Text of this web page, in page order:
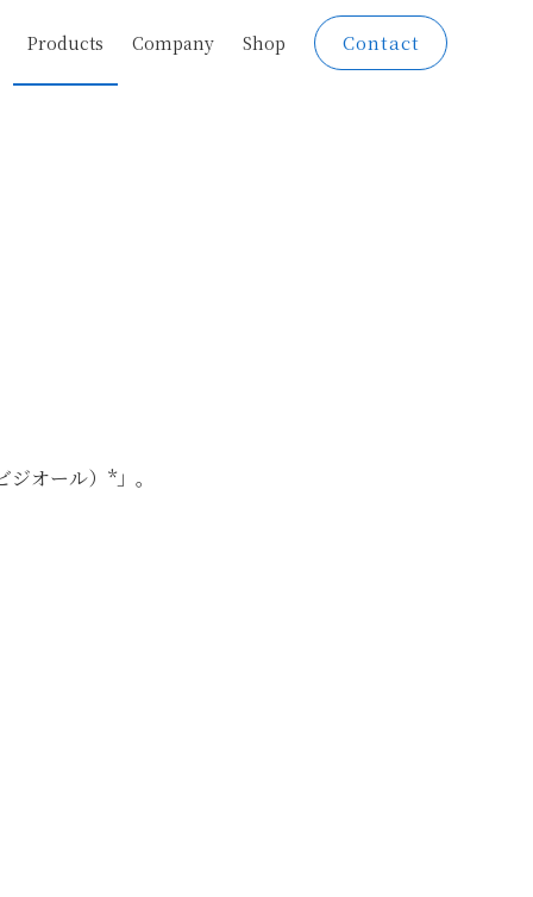
Products Company Shop Contact
オール）*」。